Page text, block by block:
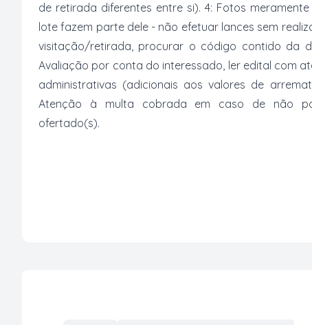
de retirada diferentes entre si). 4: Fotos
lote fazem parte dele - não efetuar lances sem
visitação/retirada, procurar o código contido da
Avaliação por conta do interessado, ler edital com
administrativas (adicionais aos valores de
Atenção à multa cobrada em caso de não
ofertado(s).